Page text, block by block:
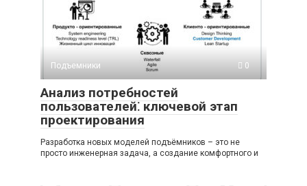
Подъемники 0
Анализ потребностей
пользователей⁚ ключевой этап
проектирования
Разработка новых моделей подъёмников – это не
просто инженерная задача, а создание комфортного и